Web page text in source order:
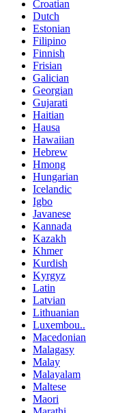
Croatian
Dutch
Estonian
Filipino
Finnish
Frisian
Galician
Georgian
Gujarati
Haitian
Hausa
Hawaiian
Hebrew
Hmong
Hungarian
Icelandic
Igbo
Javanese
Kannada
Kazakh
Khmer
Kurdish
Kyrgyz
Latin
Latvian
Lithuanian
Luxembou..
Macedonian
Malagasy
Malay
Malayalam
Maltese
Maori